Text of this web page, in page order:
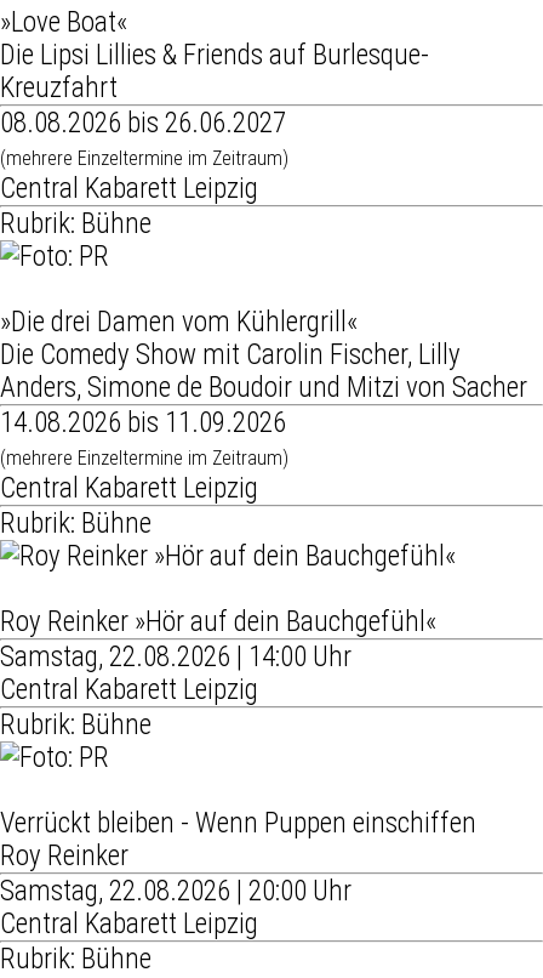
»Love Boat«
Die Lipsi Lillies & Friends auf Burlesque-
Kreuzfahrt
08.08.2026 bis 26.06.2027
(mehrere Einzeltermine im Zeitraum)
Central Kabarett Leipzig
Rubrik: Bühne
»Die drei Damen vom Kühlergrill«
Die Comedy Show mit Carolin Fischer, Lilly
Anders, Simone de Boudoir und Mitzi von Sacher
14.08.2026 bis 11.09.2026
(mehrere Einzeltermine im Zeitraum)
Central Kabarett Leipzig
Rubrik: Bühne
Roy Reinker »Hör auf dein Bauchgefühl«
Samstag, 22.08.2026 | 14:00 Uhr
Central Kabarett Leipzig
Rubrik: Bühne
Verrückt bleiben - Wenn Puppen einschiffen
Roy Reinker
Samstag, 22.08.2026 | 20:00 Uhr
Central Kabarett Leipzig
Rubrik: Bühne